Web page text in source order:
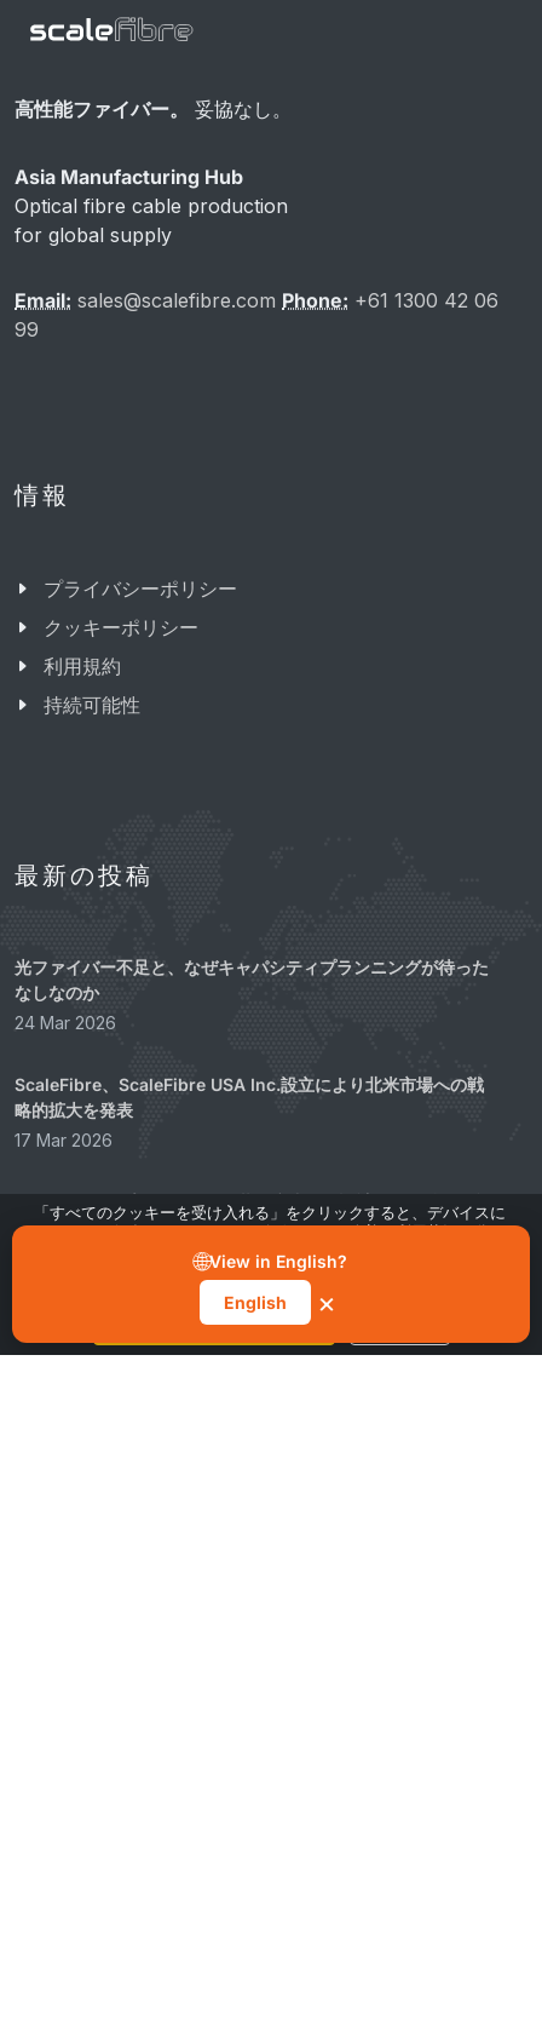
高性能ファイバー。 妥協なし。
Asia Manufacturing Hub
Optical fibre cable production
for global supply
Email: sales@scalefibre.com Phone: +61 1300 42 06
99
情報
プライバシーポリシー
クッキーポリシー
利用規約
持続可能性
最新の投稿
光ファイバー不足と、なぜキャパシティプランニングが待った
なしなのか
24 Mar 2026
ScaleFibre、ScaleFibre USA Inc.設立により北米市場への戦
略的拡大を発表
17 Mar 2026
ScaleFibre、プラスチック包装を廃止し、設計された持続可能
な代替品へ移行
「すべてのクッキーを受け入れる」をクリックすると、デバイスに
析、マーケティング・パフォーマンス活動への寄与のためのデータ
処理に同意したことになります。クッキー通知の「設定の管理」か
らいつでも同意を撤回できます。
すべてのクッキーを受け入れる
🌐View in English?
English
×